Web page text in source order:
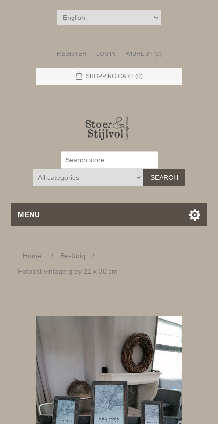
REGISTER LOG IN WISHLIST (0)
SHOPPING CART (0)
SEARCH
MENU
Home / Be-Uniq
/
Fotolijst vintage grey 21 x 30 cm